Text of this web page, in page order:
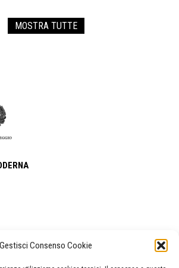
Gestisci Consenso Cookie
MOSTRA TUTTE
+39 338 5714978 (orario apertura Galleria)
09.00/13.00)